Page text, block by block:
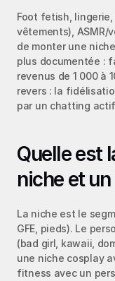
Foot fetish,
vêtements),
de monter une
plus documentée :
revenus de 1 000 à
revers : la
par un chatting
Quelle est
niche et
La niche est le
GFE, pieds). Le
(bad girl, kawaii,
une niche cosplay
fitness avec un